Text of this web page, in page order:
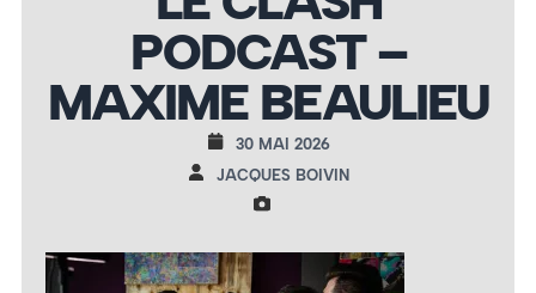
PODCAST –
MAXIME BEAULIEU
30 MAI 2026
JACQUES BOIVIN